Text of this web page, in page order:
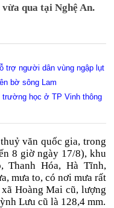
qua tại Nghệ An.
trợ người dân vùng ngập lụt
bờ sông Lam
trường học ở TP Vinh thông
văn quốc gia, trong
8 giờ ngày 17/8), khu
Thanh Hóa, Hà Tĩnh,
mưa to, có nơi mưa rất
Hoàng Mai cũ, lượng
Lưu cũ là 128,4 mm.